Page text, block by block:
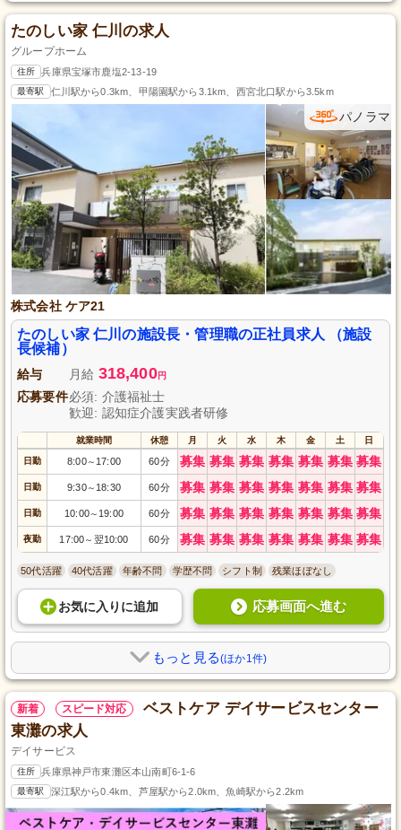
たのしい家 仁川の求人
グループホーム
住所 兵庫県宝塚市鹿塩2-13-19
最寄駅 仁川駅から0.3km、甲陽園駅から3.1km、西宮北口駅から3.5km
パノラマ
株式会社 ケア21
たのしい家 仁川の施設長・管理職の正社員求人 （施設
長候補）
給与 月給 318,400円
応募要件必須: 介護福祉士
歓迎: 認知症介護実践者研修
就業時間 休憩 月 火 水 木 金 土 日
日勤 8:00～ 17:00 60分 募集 募集 募集 募集 募集 募集 募集
日勤 9:30～ 18:30 60分 募集 募集 募集 募集 募集 募集 募集
日勤 10:00～ 19:00 60分 募集 募集 募集 募集 募集 募集 募集
夜勤 17:00～ 翌10:00 60分 募集 募集 募集 募集 募集 募集 募集
50代活躍 40代活躍 年齢不問 学歴不問 シフト制 残業ほぼなし
お気に入り に追加 応募画面へ進む
もっと見る(ほか1件)
新着 スピード対応
ベストケア デイサービスセンター
東灘の求人
デイサービス
住所 兵庫県神戸市東灘区本山南町6-1-6
最寄駅 深江駅から0.4km、芦屋駅から2.0km、魚崎駅から2.2km